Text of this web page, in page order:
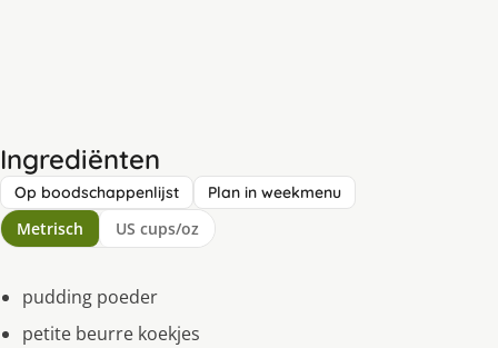
Ingrediënten
Op boodschappenlijst Plan in weekmenu
Metrisch US cups/oz
pudding poeder
petite beurre koekjes